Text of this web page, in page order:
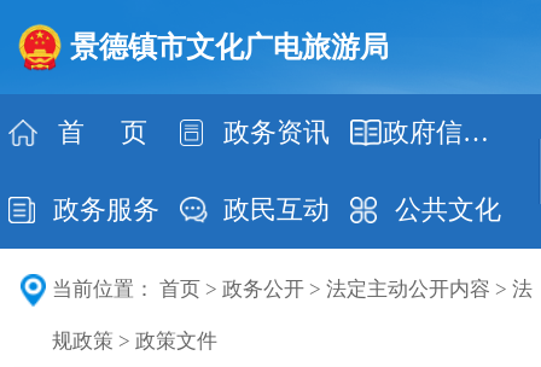
景德镇市文化广电旅游局
首 页 政务资讯 政府信息公开
政务服务 政民互动 公共文化
当前位置： 首页> 政务公开> 法定主动公开内容 > 法
规政策 > 政策文件